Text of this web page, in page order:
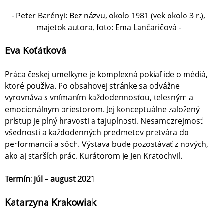
- Peter Barényi: Bez názvu, okolo 1981 (vek okolo 3 r.),
majetok autora, foto: Ema Lančaričová -
Eva Koťátková
Práca českej umelkyne je komplexná pokiaľ ide o médiá,
ktoré používa. Po obsahovej stránke sa odvážne
vyrovnáva s vnímaním každodennosťou, telesným a
emocionálnym priestorom. Jej konceptuálne založený
prístup je plný hravosti a tajuplnosti. Nesamozrejmosť
všednosti a každodenných predmetov pretvára do
performancií a sôch. Výstava bude pozostávať z nových,
ako aj starších prác. Kurátorom je Jen Kratochvil.
Termín: júl – august 2021
Katarzyna Krakowiak